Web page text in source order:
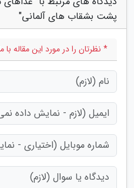
پشت بشقاب های آلمانی"
* نظرتان را در مورد این مقاله با